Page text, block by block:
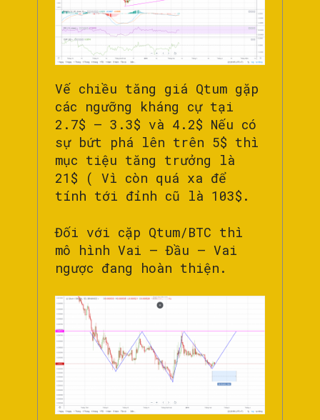
Vế chiều tăng giá Qtum gặp
các ngưỡng kháng cự tại
2.7$ – 3.3$ và 4.2$ Nếu có
sự bứt phá lên trên 5$ thì
mục tiệu tăng trưởng là
21$ ( Vì còn quá xa để
tính tới đỉnh cũ là 103$.
Đối với cặp Qtum/BTC thì
mô hình Vai – Đầu – Vai
ngược đang hoàn thiện.